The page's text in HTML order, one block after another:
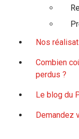
Nos
Combien
perdus ?
Le blog du
Demandez